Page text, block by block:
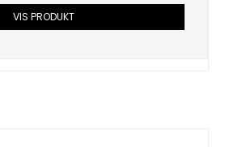
VIS PRODUKT